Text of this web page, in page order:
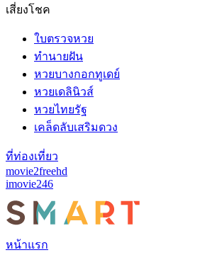
เสี่ยงโชค
ใบตรวจหวย
ทำนายฝัน
หวยบางกอกทูเดย์
หวยเดลินิวส์
หวยไทยรัฐ
เคล็ดลับเสริมดวง
ที่ท่องเที่ยว
movie2freehd
imovie246
หน้าแรก